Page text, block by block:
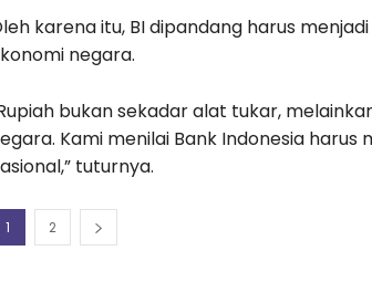
karena itu, BI dipandang harus
negara.
bukan sekadar alat tukar,
Kami menilai Bank Indonesia
tuturnya.
1 2